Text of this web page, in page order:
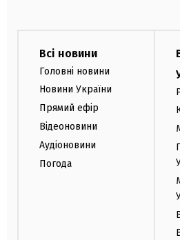
Всі новини
Головні новини
Новини України
Прямий ефір
Відеоновини
Аудіоновини
Погода